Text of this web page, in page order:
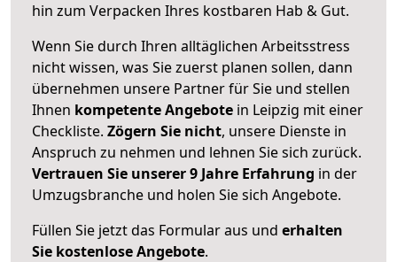
hin zum Verpacken Ihres kostbaren Hab & Gut.
Wenn Sie durch Ihren alltäglichen Arbeitsstress
nicht wissen, was Sie zuerst planen sollen, dann
übernehmen unsere Partner für Sie und stellen
Ihnen kompetente Angebote in Leipzig mit einer
Checkliste. Zögern Sie nicht, unsere Dienste in
Anspruch zu nehmen und lehnen Sie sich zurück.
Vertrauen Sie unserer 9 Jahre Erfahrung in der
Umzugsbranche und holen Sie sich Angebote.
Füllen Sie jetzt das Formular aus und erhalten
Sie kostenlose Angebote.